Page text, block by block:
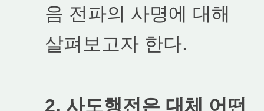
음 전파의 사명에 대해
살펴보고자 한다.
2. 사도행전은 대체 어떤